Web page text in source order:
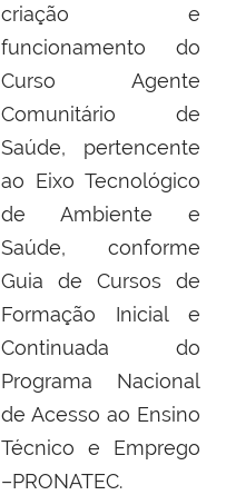
criação e
funcionamento do
Curso Agente
Comunitário de
Saúde, pertencente
ao Eixo Tecnológico
de Ambiente e
Saúde, conforme
Guia de Cursos de
Formação Inicial e
Continuada do
Programa Nacional
de Acesso ao Ensino
Técnico e Emprego
–PRONATEC.